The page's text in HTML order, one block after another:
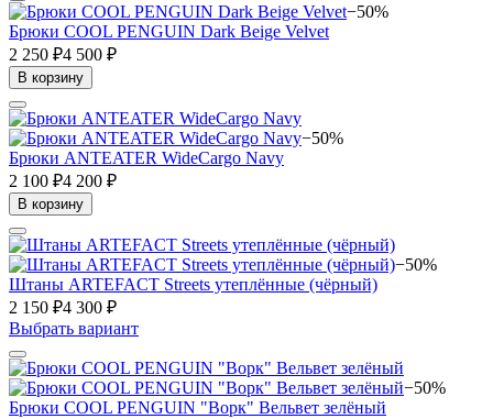
−50%
Брюки COOL PENGUIN Dark Beige Velvet
2 250 ₽4 500 ₽
В корзину
−50%
Брюки ANTEATER WideCargo Navy
2 100 ₽4 200 ₽
В корзину
−50%
Штаны ARTEFACT Streets утеплённые (чёрный)
2 150 ₽4 300 ₽
Выбрать вариант
−50%
Брюки COOL PENGUIN "Ворк" Вельвет зелёный